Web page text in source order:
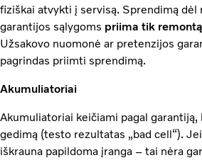
fiziškai atvykti į servisą. Sprendimą
garantijos sąlygoms priima tik
Užsakovo nuomonė ar pretenzijos
pagrindas priimti sprendimą.
Akumuliatoriai
Akumuliatoriai keičiami pagal
gedimą (testo rezultatas „bad cell“).
iškrauna papildoma įranga – tai nėra